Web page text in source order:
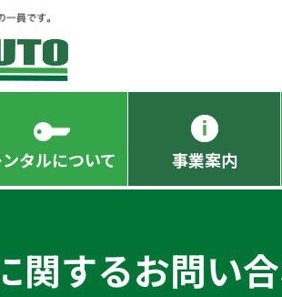
ンタルについて 事業案内
関するお問い合